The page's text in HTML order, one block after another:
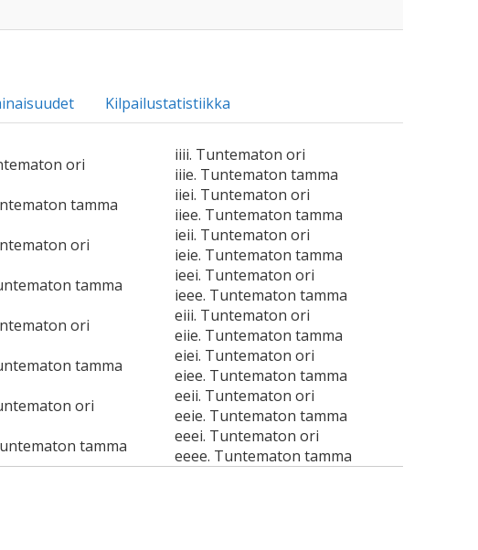
Kilpailustatistiikka
ori
iiii. Tuntematon ori
iiie. Tuntematon tamma
tamma
iiei. Tuntematon ori
iiee. Tuntematon tamma
ori
ieii. Tuntematon ori
ieie. Tuntematon tamma
tamma
ieei. Tuntematon ori
ieee. Tuntematon tamma
ori
eiii. Tuntematon ori
eiie. Tuntematon tamma
tamma
eiei. Tuntematon ori
eiee. Tuntematon tamma
ori
eeii. Tuntematon ori
eeie. Tuntematon tamma
tamma
eeei. Tuntematon ori
eeee. Tuntematon tamma